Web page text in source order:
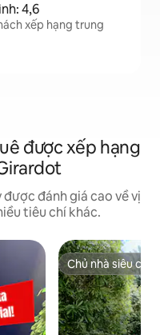
4,6
xếp hạng trung
được xếp hạng
đánh giá cao về vị
tiêu chí khác.
Chủ nhà siêu cấp
Chủ nhà siêu cấp